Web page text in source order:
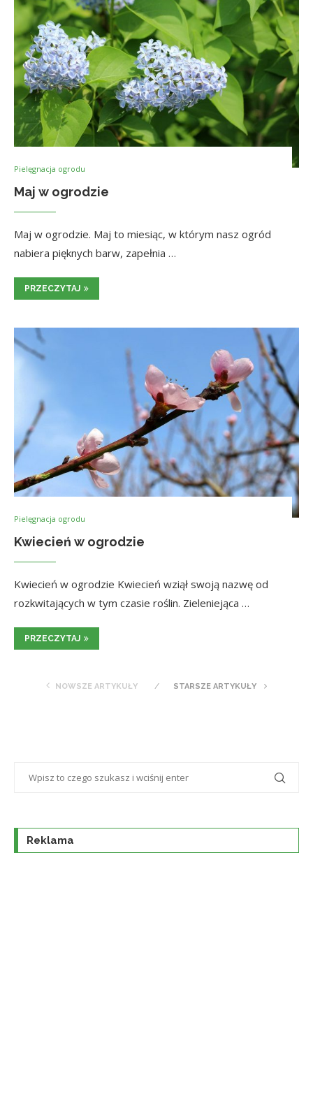
Pielęgnacja ogrodu
Maj w ogrodzie
Maj w ogrodzie. Maj to miesiąc, w którym nasz ogród
nabiera pięknych barw, zapełnia …
PRZECZYTAJ
Pielęgnacja ogrodu
Kwiecień w ogrodzie
Kwiecień w ogrodzie Kwiecień wziął swoją nazwę od
rozkwitających w tym czasie roślin. Zieleniejąca …
PRZECZYTAJ
NOWSZE ARTYKUŁY STARSZE ARTYKUŁY
Reklama